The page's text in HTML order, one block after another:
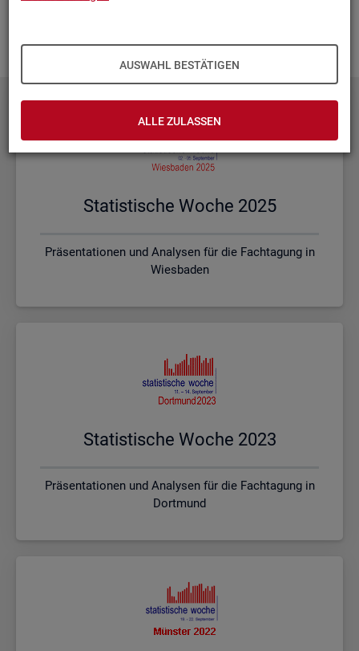
AUSWAHL BESTÄTIGEN
ALLE ZULASSEN
Sta­tis­ti­sche Woche 2025
Präsentationen und Analysen für die Fachtagung in
Wiesbaden
Sta­tis­ti­sche Woche 2023
Präsentationen und Analysen für die Fachtagung in
Dortmund